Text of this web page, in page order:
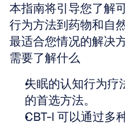
本指南将引导您了解
行为方法到药物和自
最适合您情况的解决方
需要了解什么
失眠的认知行为疗
的首选方法。
CBT-I 可以通过多